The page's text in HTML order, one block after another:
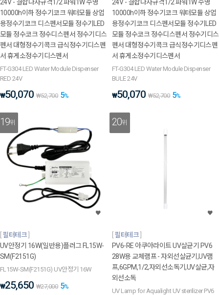
24V - 결합나사규격1/2 파워1W 수명
10000h이하 정수기코크 워터모듈 상업
용정수기코크 디스펜서모듈 정수기LED
모듈 정수코크 정수디스펜서 정수기디스
펜서 대형정수기콕크 급식정수기디스펜
서 휴게소정수기디스펜서
FT-G304 LED Water Module Dispenser
RED 24V
₩50,070 ₩52,700 5%
24V - 결합나사규격1/2 파워1W 수명
10000h이하 정수기코크 워터모듈 상업
용정수기코크 디스펜서모듈 정수기LED
모듈 정수코크 정수디스펜서 정수기디스
펜서 대형정수기콕크 급식정수기디스펜
서 휴게소정수기디스펜서
FT-G304 LED Water Module Dispenser
BULE 24V
₩50,070 ₩52,700 5%
19위
필터테크
UV안정기 16W(일반용)플러그 FL15W-
SM(F2151G)
FL15W-SM(F2151G) UV안정기 16W
₩25,650 ₩27,000 5%
20위
필터테크
PV6-RE 아쿠아라이트 UV살균기 PV6
28W용 교체램프 - 자외선살균기,UV램
프,6GPM,1/2,자외선소독기,UV살균,자
외선소독
UV Lamp for Aqualight UV sterilizer PV6